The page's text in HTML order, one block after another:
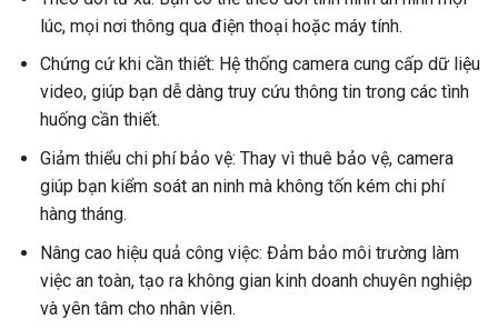
lúc, mọi nơi thông qua điện thoại hoặc máy tính.
Chứng cứ khi cần thiết: Hệ thống camera cung cấp dữ liệu
video, giúp bạn dễ dàng truy cứu thông tin trong các tình
huống cần thiết.
Giảm thiểu chi phí bảo vệ: Thay vì thuê bảo vệ, camera
giúp bạn kiểm soát an ninh mà không tốn kém chi phí
hàng tháng.
Nâng cao hiệu quả công việc: Đảm bảo môi trường làm
việc an toàn, tạo ra không gian kinh doanh chuyên nghiệp
và yên tâm cho nhân viên.